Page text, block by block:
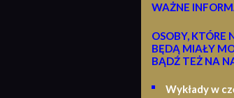
WAŻNE
OSOBY, KTÓRE
BĘDĄ MIAŁY
BĄDŹ TEŻ NA
Wykłady w